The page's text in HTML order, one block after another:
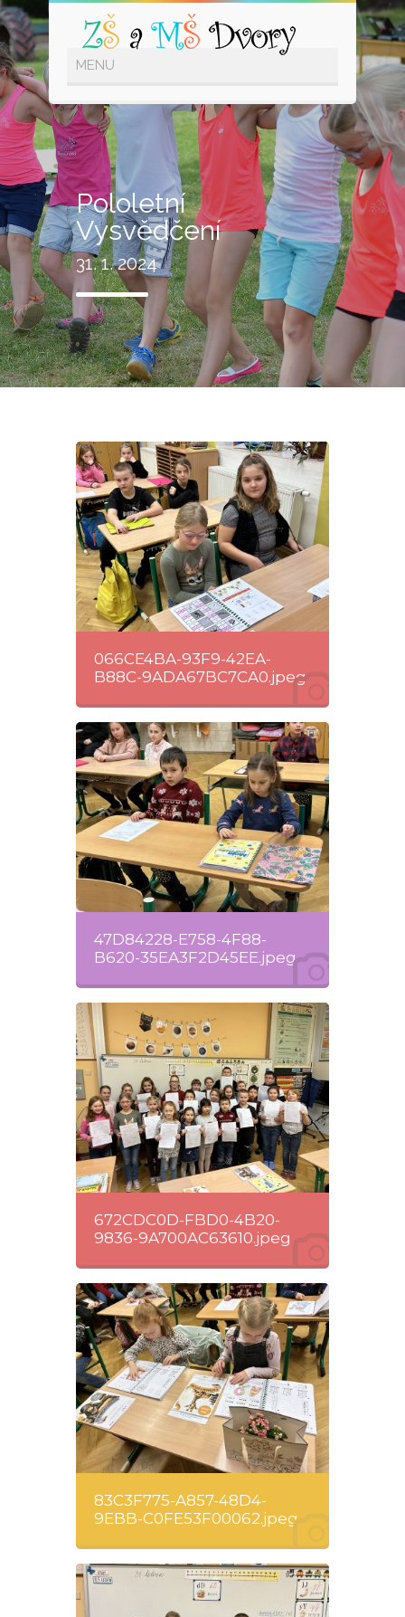
Pololetní
Vysvědčení
31. 1. 2024
066CE4BA-93F9-42EA-
B88C-9ADA67BC7CA0.jpeg
47D84228-E758-4F88-
B620-35EA3F2D45EE.jpeg
672CDC0D-FBD0-4B20-
9836-9A700AC63610.jpeg
83C3F775-A857-48D4-
9EBB-C0FE53F00062.jpeg